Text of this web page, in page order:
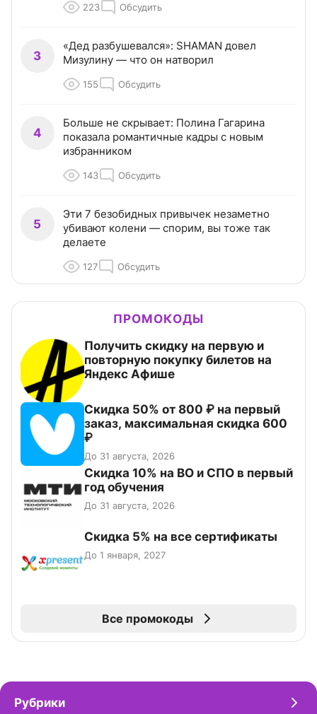
223 Обсудить
3
«Дед разбушевался»: SHAMAN довел
Мизулину — что он натворил
155 Обсудить
4
Больше не скрывает: Полина Гагарина
показала романтичные кадры с новым
избранником
143 Обсудить
5
Эти 7 безобидных привычек незаметно
убивают колени — спорим, вы тоже так
делаете
127 Обсудить
ПРОМОКОДЫ
Получить скидку на первую и
повторную покупку билетов на
Яндекс Афише
Скидка 50% от 800 ₽ на первый
заказ, максимальная скидка 600
₽
До 31 августа, 2026
Скидка 10% на ВО и СПО в первый
год обучения
До 31 августа, 2026
Скидка 5% на все сертификаты
До 1 января, 2027
Все промокоды
Рубрики